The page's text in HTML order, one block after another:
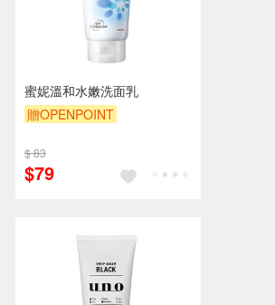
蜜妮溫和水嫩洗面乳
贈OPENPOINT
贈$200
$ 83
$79